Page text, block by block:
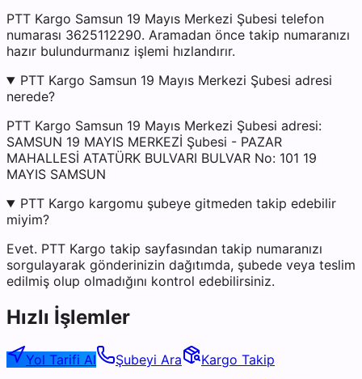
PTT Kargo Samsun 19 Mayıs Merkezi Şubesi telefon
numarası 3625112290. Aramadan önce takip numaranızı
hazır bulundurmanız işlemi hızlandırır.
PTT Kargo Samsun 19 Mayıs Merkezi Şubesi adresi
nerede?
PTT Kargo Samsun 19 Mayıs Merkezi Şubesi adresi:
SAMSUN 19 MAYIS MERKEZİ Şubesi - PAZAR
MAHALLESİ ATATÜRK BULVARI BULVAR No: 101 19
MAYIS SAMSUN
PTT Kargo kargomu şubeye gitmeden takip edebilir
miyim?
Evet. PTT Kargo takip sayfasından takip numaranızı
sorgulayarak gönderinizin dağıtımda, şubede veya teslim
edilmiş olup olmadığını kontrol edebilirsiniz.
Hızlı İşlemler
Yol Tarifi Al Şubeyi Ara
Kargo Takip